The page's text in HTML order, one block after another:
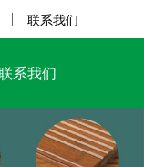
联系我们
系我们